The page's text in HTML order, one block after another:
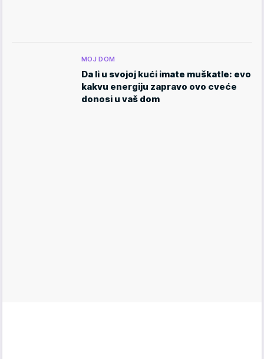
MOJ DOM
Da li u svojoj kući imate muškatle: evo
kakvu energiju zapravo ovo cveće
donosi u vaš dom